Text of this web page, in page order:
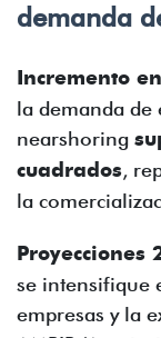
demanda
Incremento
la demanda de
nearshoring
cuadrados,
la
Proyecciones
se intensifique
empresas y la